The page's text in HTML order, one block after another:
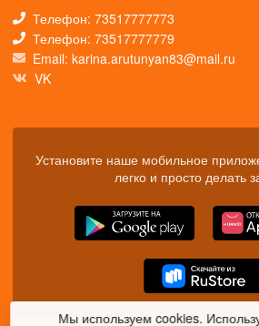
Телефон: 73517777773
Телефон: 73517777779
Email: karina.arutunyan83@mail.ru
VK
Установите наше мобильное
легко и просто делать
Мы используем cookies.